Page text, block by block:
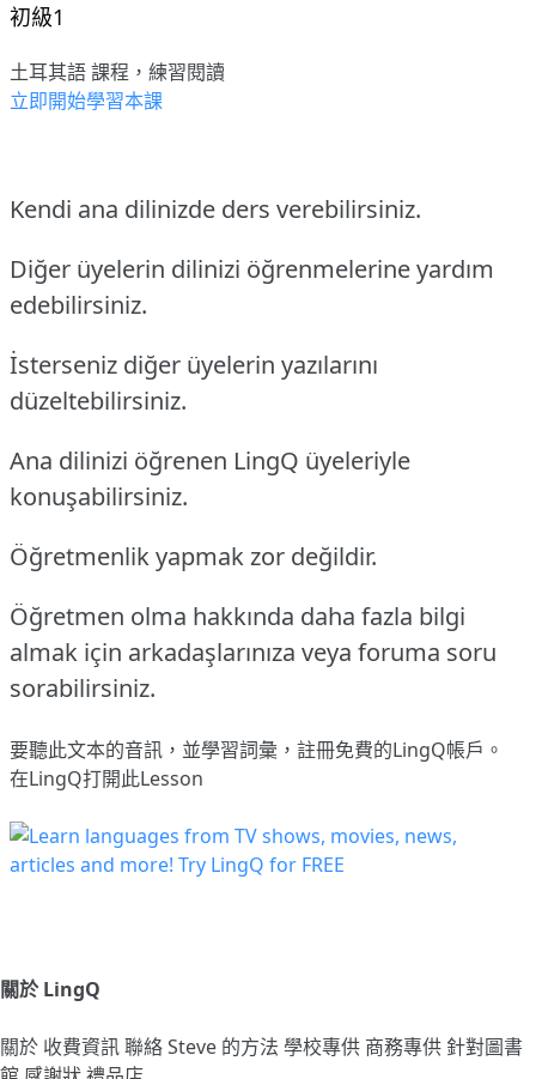
初級1
土耳其語 課程，練習閱讀
立即開始學習本課
Kendi ana dilinizde ders verebilirsiniz.
Diğer üyelerin dilinizi öğrenmelerine yardım
edebilirsiniz.
İsterseniz diğer üyelerin yazılarını
düzeltebilirsiniz.
Ana dilinizi öğrenen LingQ üyeleriyle
konuşabilirsiniz.
Öğretmenlik yapmak zor değildir.
Öğretmen olma hakkında daha fazla bilgi
almak için arkadaşlarınıza veya foruma soru
sorabilirsiniz.
要聽此文本的音訊，並學習詞彙， 註冊免費的LingQ帳戶。
在LingQ打開此Lesson
關於 LingQ
關於 收費資訊聯絡Steve 的方法 學校專供 商務專供 針對圖書